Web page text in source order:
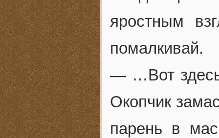
яростным
помалкивай.
— …Вот здесь
Окопчик
парень в